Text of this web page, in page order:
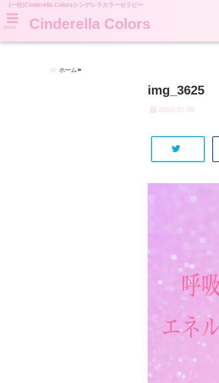
(一社)Cinderella Colorsシンデレラカラーセラピー
menu Cinderella Colors
ホーム
img_3625
2020-02-09